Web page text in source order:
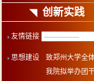
◥ 创新实践
友情链接
思想建设
致郑州大学全
我院拟举办团